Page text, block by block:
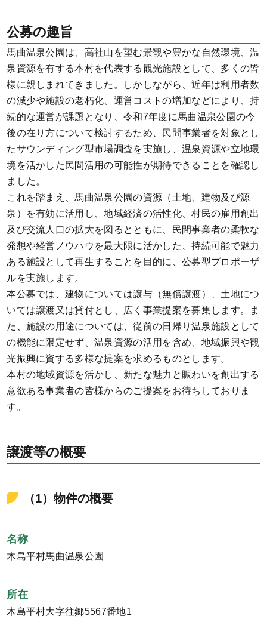
公募の趣旨
馬曲温泉公園は、高社山を望む景観や豊かな自然環境、温
泉資源を有する本村を代表する観光施設として、多くの皆
様に親しまれてきました。しかしながら、近年は利用者数
の減少や施設の老朽化、運営コストの増加などにより、持
続的な運営が課題となり、令和7年度に馬曲温泉公園の今
後の在り方について検討するため、民間事業者を対象とし
たサウンディング型市場調査を実施し、温泉資源や立地環
境を活かした民間活用の可能性が期待できることを確認し
ました。
これを踏まえ、馬曲温泉公園の資源（土地、建物及び源
泉）を有効に活用し、地域経済の活性化、村民の雇用創出
及び交流人口の拡大を図るとともに、民間事業者の柔軟な
発想や経営ノウハウを最大限に活かした、持続可能で魅力
ある施設として再生することを目的に、公募型プロポーザ
ルを実施します。
本公募では、建物については譲与（無償譲渡）、土地につ
いては譲渡又は貸付とし、広く事業提案を募集します。ま
た、施設の用途については、従前の日帰り温泉施設として
の機能に限定せず、温泉資源の活用を含め、地域振興や観
光振興に資する多様な提案を求めるものとします。
本村の地域資源を活かし、新たな魅力と賑わいを創出する
意欲ある事業者の皆様からのご提案をお待ちしておりま
す。
譲渡等の概要
（1）物件の概要
名称
木島平村馬曲温泉公園
所在
木島平村大字往郷5567番地1